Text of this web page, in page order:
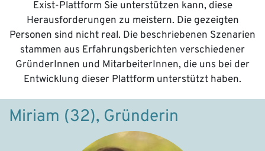
Exist-Plattform Sie unterstützen kann, diese
Herausforderungen zu meistern. Die gezeigten
Personen sind nicht real. Die beschriebenen Szenarien
stammen aus Erfahrungsberichten verschiedener
GründerInnen und MitarbeiterInnen, die uns bei der
Entwicklung dieser Plattform unterstützt haben.
Miriam (32), Gründerin